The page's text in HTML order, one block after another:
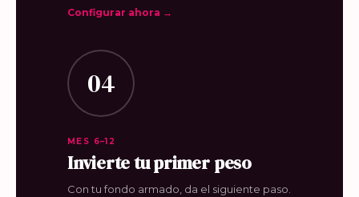
Configurar ahora →
04
MES 6–12
Invierte tu primer peso
Con tu fondo armado, da el siguiente paso.